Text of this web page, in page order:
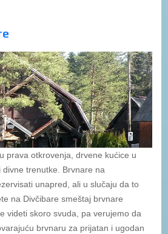
prava otkrovenja, drvene kućice u
trenutke. Brvnare na
unapred, ali u slučaju da to
na Divčibare smeštaj brvnare
videti skoro svuda, pa verujemo da
brvnaru za prijatan i ugodan